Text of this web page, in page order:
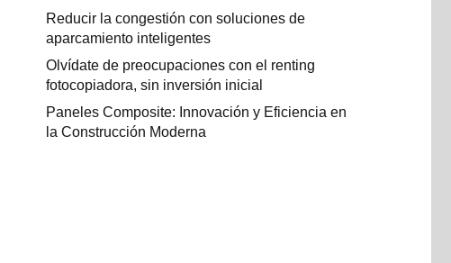
Reducir la congestión con soluciones de
aparcamiento inteligentes
Olvídate de preocupaciones con el renting
fotocopiadora, sin inversión inicial
Paneles Composite: Innovación y Eficiencia en
la Construcción Moderna